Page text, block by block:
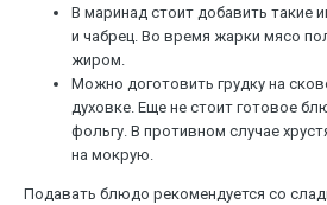
В маринад стоит добавить такие
и чабрец. Во время жарки мясо
жиром.
Можно доготовить грудку на
духовке. Еще не стоит готовое
фольгу. В противном случае
на мокрую.
Подавать блюдо рекомендуется со